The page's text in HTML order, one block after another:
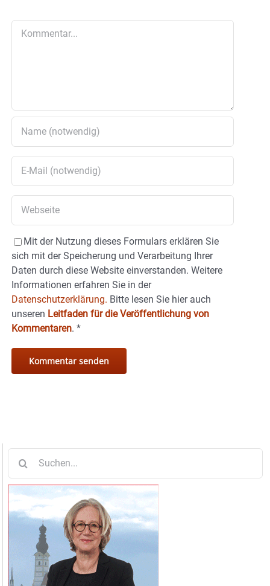
Mit der Nutzung dieses Formulars erklären Sie
sich mit der Speicherung und Verarbeitung Ihrer
Daten durch diese Website einverstanden. Weitere
Informationen erfahren Sie in der
Datenschutzerklärung. Bitte lesen Sie hier auch
unseren Leitfaden für die Veröffentlichung von
Kommentaren. *
nach: